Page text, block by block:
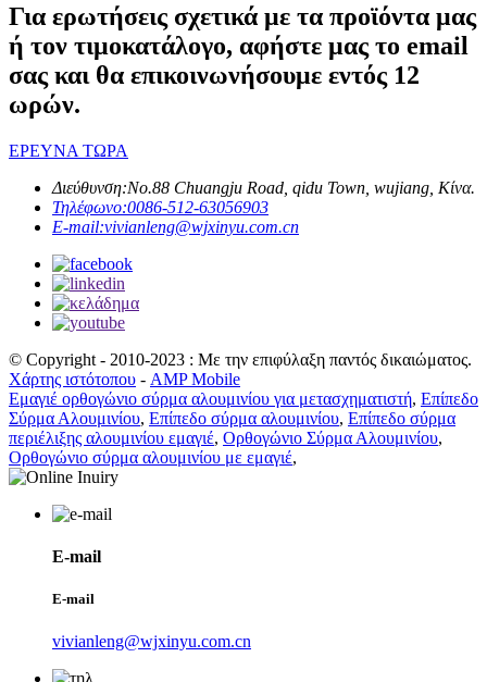
Για ερωτήσεις σχετικά με τα προϊόντα μας
ή τον τιμοκατάλογο, αφήστε μας το email
σας και θα επικοινωνήσουμε εντός 12
ωρών.
ΕΡΕΥΝΑ ΤΩΡΑ
Διεύθυνση:No.88 Chuangju Road, qidu Town, wujiang, Κίνα.
Τηλέφωνο:0086-512-63056903
E-mail:vivianleng@wjxinyu.com.cn
© Copyright - 2010-2023 : Με την επιφύλαξη παντός δικαιώματος.
Χάρτης ιστότοπου - AMP Mobile
Εμαγιέ ορθογώνιο σύρμα αλουμινίου για μετασχηματιστή, Επίπεδο
Σύρμα Αλουμινίου, Επίπεδο σύρμα αλουμινίου, Επίπεδο σύρμα
περιέλιξης αλουμινίου εμαγιέ, Ορθογώνιο Σύρμα Αλουμινίου,
Ορθογώνιο σύρμα αλουμινίου με εμαγιέ,
E-mail
E-mail
vivianleng@wjxinyu.com.cn